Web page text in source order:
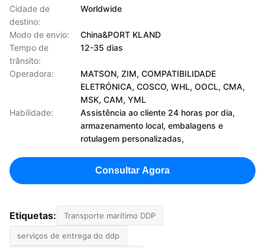
Cidade de
destino:
Worldwide
Modo de envio:
China&PORT KLAND
Tempo de
trânsito:
12-35 dias
Operadora:
MATSON, ZIM, COMPATIBILIDADE
ELETRÓNICA, COSCO, WHL, OOCL, CMA,
MSK, CAM, YML
Habilidade:
Assistência ao cliente 24 horas por dia,
armazenamento local, embalagens e
rotulagem personalizadas,
Consultar Agora
Etiquetas: Transporte marítimo DDP
serviços de entrega do ddp